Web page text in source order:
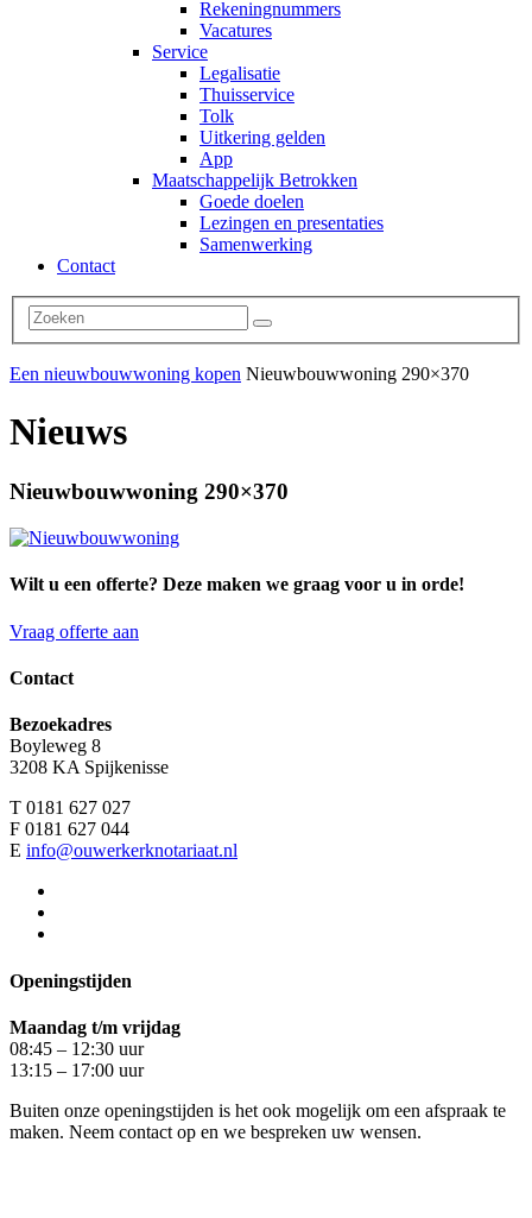
Rekeningnummers
Vacatures
Service
Legalisatie
Thuisservice
Tolk
Uitkering gelden
App
Maatschappelijk Betrokken
Goede doelen
Lezingen en presentaties
Samenwerking
Contact
Een nieuwbouwwoning kopen Nieuwbouwwoning 290×370
Nieuws
Nieuwbouwwoning 290×370
Wilt u een offerte? Deze maken we graag voor u in orde!
Vraag offerte aan
Contact
Bezoekadres
Boyleweg 8
3208 KA Spijkenisse
T 0181 627 027
F 0181 627 044
E info@ouwerkerknotariaat.nl
Openingstijden
Maandag t/m vrijdag
08:45 – 12:30 uur
13:15 – 17:00 uur
Buiten onze openingstijden is het ook mogelijk om een afspraak te
maken. Neem contact op en we bespreken uw wensen.